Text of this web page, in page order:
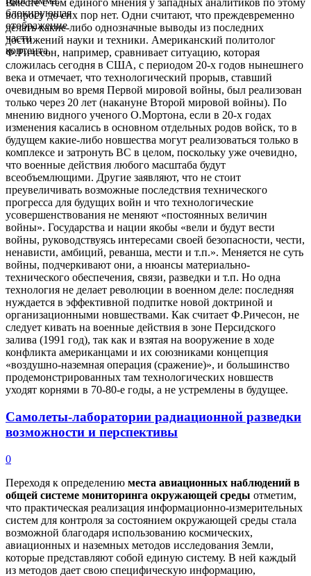
блокирующая
отображение
части
контента.
Вместе с тем единого мнения у западных аналитиков по этому
вопросу до сих пор нет. Одни считают, что преждевременно
делать какие-либо однозначные выводы из последних
достижений науки и техники. Американский политолог
Ф.Ричесон, например, сравнивает ситуацию, которая
сложилась сегодня в США, с периодом 20-х годов нынешнего
века и отмечает, что технологический прорыв, ставший
очевидным во время Первой мировой войны, был реализован
только через 20 лет (накануне Второй мировой войны). По
мнению видного ученого О.Мортона, если в 20-х годах
изменения касались в основном отдельных родов войск, то в
будущем какие-либо новшества могут реализоваться только в
комплексе и затронуть ВС в целом, поскольку уже очевидно,
что военные действия любого масштаба будут
всеобъемлющими. Другие заявляют, что не стоит
преувеличивать возможные последствия технического
прогресса для будущих войн и что технологические
усовершенствования не меняют «постоянных величин
войны». Государства и нации якобы «вели и будут вести
войны, руководствуясь интересами своей безопасности, чести,
ненависти, амбиций, реванша, мести и т.п.». Меняется не суть
войны, подчеркивают они, а нюансы материально-
технического обеспечения, связи, разведки и т.п. Но одна
технология не делает революции в военном деле: последняя
нуждается в эффективной подпитке новой доктриной и
организационными новшествами. Как считает Ф.Ричесон, не
следует кивать на военные действия в зоне Персидского
залива (1991 год), так как и взятая на вооружение в ходе
конфликта американцами и их союзниками концепция
«воздушно-наземная операция (сражение)», и большинство
продемонстрированных там технологических новшеств
уходят корнями в 70-80-е годы, а не устремлены в будущее.
Самолеты-лаборатории радиационной разведки
возможности и перспективы
0
Переходя к определению места авиационных наблюдений в
общей системе мониторинга окружающей среды отметим,
что практическая реализация информационно-измерительных
систем для контроля за состоянием окружающей среды стала
возможной благодаря использованию космических,
авиационных и наземных методов исследования Земли,
которые представляют собой единую систему. В ней каждый
из методов дает свою специфическую информацию,